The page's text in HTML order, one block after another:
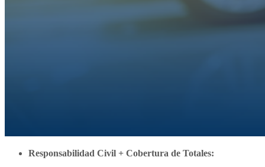
Responsabilidad Civil + Cobertura de Totales: